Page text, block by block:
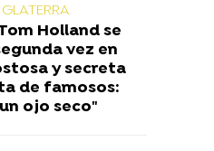
Holland se
vez en
y secreta
de famosos:
ojo seco"